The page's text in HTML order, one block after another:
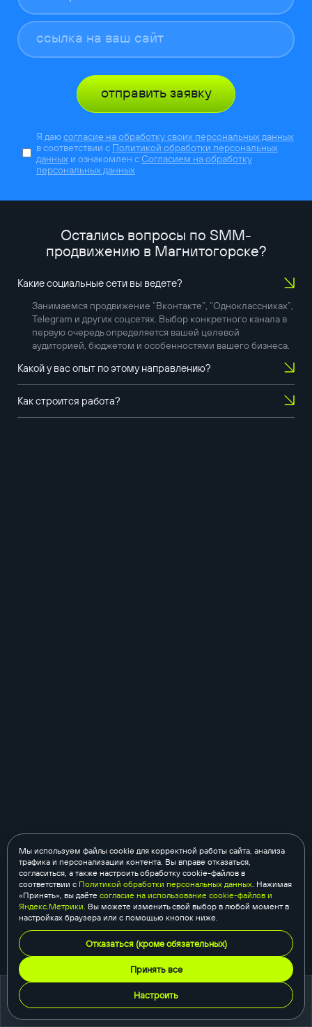
портфолио
отправить заявку
Я даюсогласие на обработку своих персональных данных
в соответствии с Политикой обработки персональных
данныхи ознакомлен сСогласием на обработку
персональных данных
Остались вопросы по SMM-
продвижению в Магнитогорске?
Какие социальные сети вы ведете?
Занимаемся продвижение “Вконтакте”, “Одноклассниках”,
Telegram и других соцсетях. Выбор конкретного канала в
первую очередь определяется вашей целевой
аудиторией, бюджетом и особенностями вашего бизнеса.
Какой у вас опыт по этому направлению?
Как строится работа?
Мы используем файлы cookie для корректной работы сайта, анализа
трафика и персонализации контента. Вы вправе отказаться,
согласиться, а также настроить обработку cookie-файлов в
соответствии с Политикой обработки персональных данных. Нажимая
«Принять», вы даёте согласие на использование cookie-файлов и
Яндекс.Метрики. Вы можете изменить свой выбор в любой момент в
настройках браузера или с помощью кнопок ниже.
Отказаться (кроме обязательных)
Принять все
Настроить